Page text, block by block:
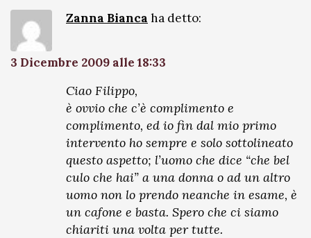
Zanna Bianca ha detto:
3 Dicembre 2009 alle 18:33
Ciao Filippo,
è ovvio che c’è complimento e
complimento, ed io fin dal mio primo
intervento ho sempre e solo sottolineato
questo aspetto; l’uomo che dice “che bel
culo che hai” a una donna o ad un altro
uomo non lo prendo neanche in esame, è
un cafone e basta. Spero che ci siamo
chiariti una volta per tutte.